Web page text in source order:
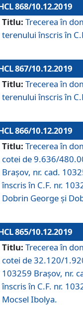
868/10.12.2019
Titlu: Trecerea în
terenului înscris în
867/10.12.2019
Titlu: Trecerea în
terenului înscris în
866/10.12.2019
Titlu: Trecerea în
cotei de 9.636/
Brașov, nr. cad.
înscris în C.F. nr.
Dobrin George și
865/10.12.2019
Titlu: Trecerea în
cotei de 32.120/
103259 Brașov, nr.
înscris în C.F. nr.
Mocsel Ibolya.